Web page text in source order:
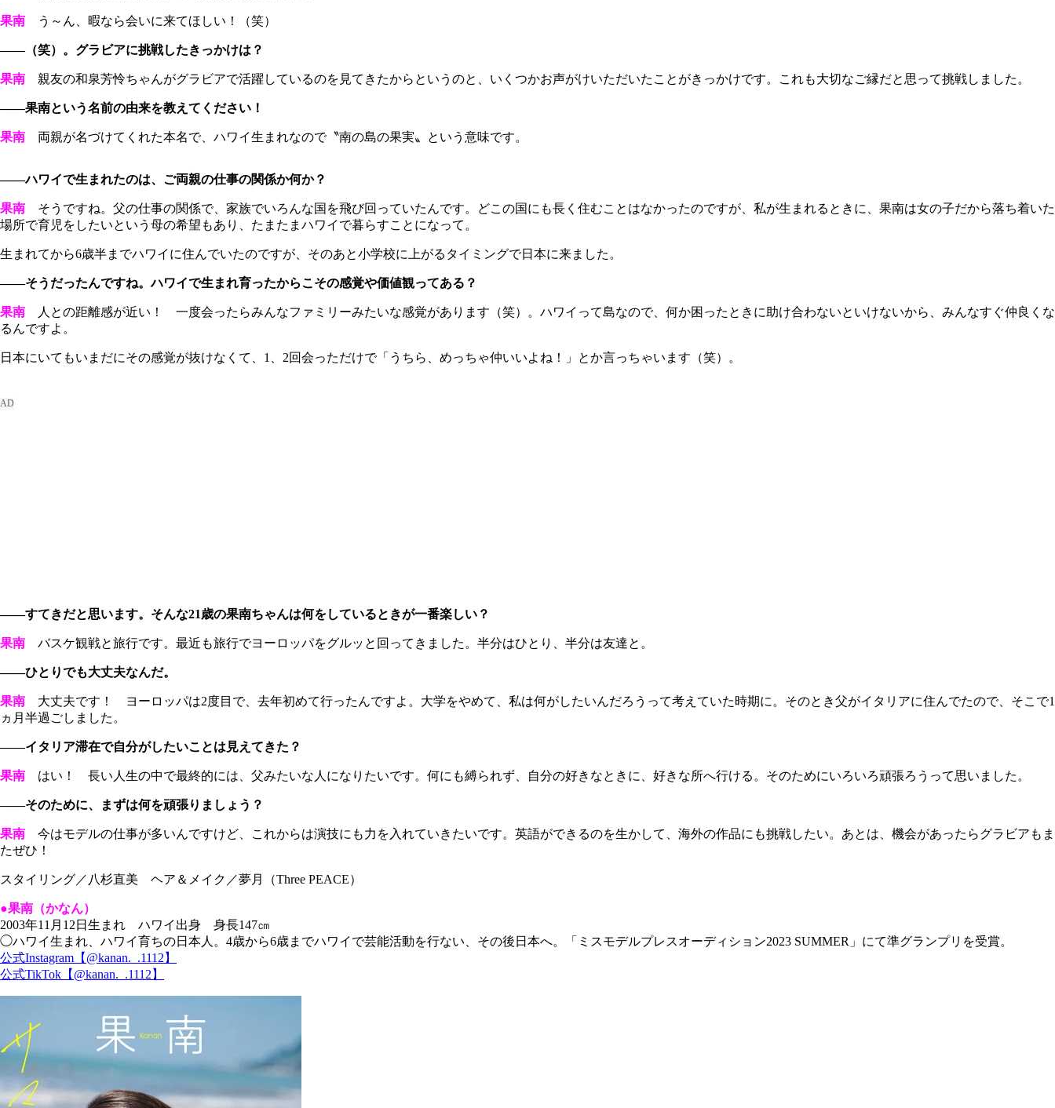
果南 う～ん、暇なら会いに来てほしい！（笑）
――（笑）。グラビアに挑戦したきっかけは？
果南 親友の和泉芳怜ちゃんがグラビアで活躍しているのを見てきたからというのと、いくつかお声がけいただいたことがきっかけです。これも大切なご縁だと思って挑戦しました。
――果南という名前の由来を教えてください！
果南 両親が名づけてくれた本名で、ハワイ生まれなので〝南の島の果実〟という意味です。
――ハワイで生まれたのは、ご両親の仕事の関係か何か？
果南 そうですね。父の仕事の関係で、家族でいろんな国を飛び回っていたんです。どこの国にも長く住むことはなかったのですが、私が生まれるときに、果南は女の子だから落ち着いた
場所で育児をしたいという母の希望もあり、たまたまハワイで暮らすことになって。
生まれてから6歳半までハワイに住んでいたのですが、そのあと小学校に上がるタイミングで日本に来ました。
――そうだったんですね。ハワイで生まれ育ったからこその感覚や価値観ってある？
果南 人との距離感が近い！ 一度会ったらみんなファミリーみたいな感覚があります（笑）。ハワイって島なので、何か困ったときに助け合わないといけないから、みんなすぐ仲良くな
るんですよ。
日本にいてもいまだにその感覚が抜けなくて、1、2回会っただけで「うちら、めっちゃ仲いいよね！」とか言っちゃいます（笑）。
――すてきだと思います。そんな21歳の果南ちゃんは何をしているときが一番楽しい？
果南 バスケ観戦と旅行です。最近も旅行でヨーロッパをグルッと回ってきました。半分はひとり、半分は友達と。
――ひとりでも大丈夫なんだ。
果南 大丈夫です！ ヨーロッパは2度目で、去年初めて行ったんですよ。大学をやめて、私は何がしたいんだろうって考えていた時期に。そのとき父がイタリアに住んでたので、そこで1
ヵ月半過ごしました。
――イタリア滞在で自分がしたいことは見えてきた？
果南 はい！ 長い人生の中で最終的には、父みたいな人になりたいです。何にも縛られず、自分の好きなときに、好きな所へ行ける。そのためにいろいろ頑張ろうって思いました。
――そのために、まずは何を頑張りましょう？
果南 今はモデルの仕事が多いんですけど、これからは演技にも力を入れていきたいです。英語ができるのを生かして、海外の作品にも挑戦したい。あとは、機会があったらグラビアもま
たぜひ！
スタイリング／八杉直美 ヘア＆メイク／夢月（Three PEACE）
●果南（かなん）
2003年11月12日生まれ ハワイ出身 身長147㎝
◯ハワイ生まれ、ハワイ育ちの日本人。4歳から6歳までハワイで芸能活動を行ない、その後日本へ。「ミスモデルプレスオーディション2023 SUMMER」にて準グランプリを受賞。
公式Instagram【@kanan._.1112】
公式TikTok【@kanan._.1112】